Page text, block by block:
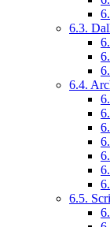
6.3.
6.4.
6.5.